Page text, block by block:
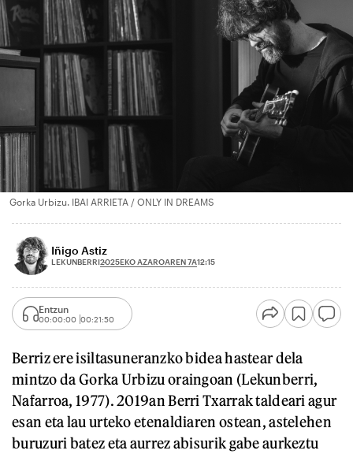
Gorka Urbizu. IBAI ARRIETA / ONLY IN DREAMS
Iñigo Astiz
LEKUNBERRI2025EKO AZAROAREN 7A12:15
Entzun
00:00:00 00:21:50
Berriz ere isiltasuneranzko bidea hastear dela
mintzo da Gorka Urbizu oraingoan (Lekunberri,
Nafarroa, 1977). 2019an Berri Txarrak taldeari agur
esan eta lau urteko etenaldiaren ostean, astelehen
buruzuri batez eta aurrez abisurik gabe aurkeztu